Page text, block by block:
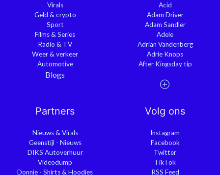
Virals
Geld & crypto
Sport
Films & Series
Radio & TV
Weer & verkeer
Automotive
Blogs
Acid
Adam Driver
Adam Sandler
Adele
Adrian Vandenberg
Adrie Knops
After Kingsday tip
Partners
Nieuws & Virals
Geenstijl - Nieuws
DIKS Autoverhuur
Videodump
Donnie - Shirts & Hoodies
Volg ons
Instagram
Facebook
Twitter
TikTok
RSS Feed